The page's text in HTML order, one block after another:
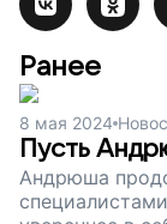
Ранее
8 мая 2024
Пусть
Андрюша